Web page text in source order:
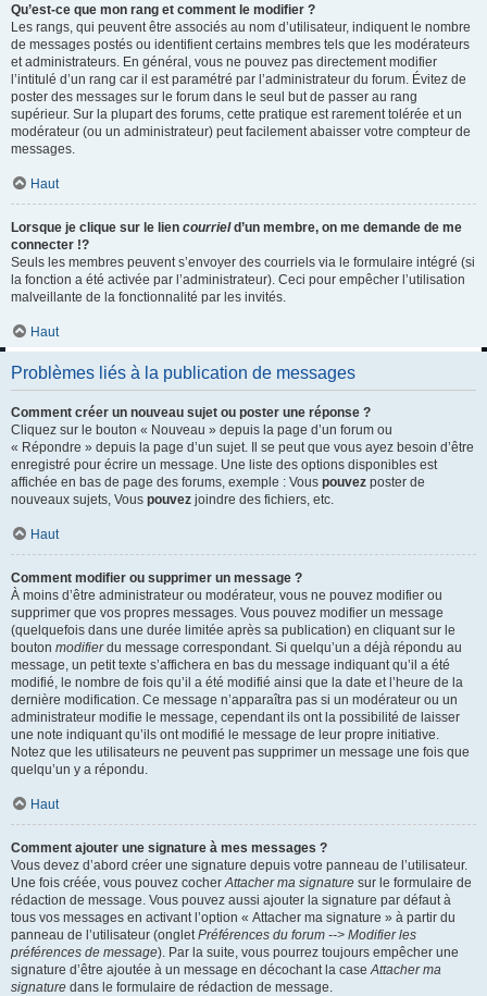
Qu’est-ce que mon rang et comment le modifier ?
Les rangs, qui peuvent être associés au nom d’utilisateur, indiquent le nombre
de messages postés ou identifient certains membres tels que les modérateurs
et administrateurs. En général, vous ne pouvez pas directement modifier
l’intitulé d’un rang car il est paramétré par l’administrateur du forum. Évitez de
poster des messages sur le forum dans le seul but de passer au rang
supérieur. Sur la plupart des forums, cette pratique est rarement tolérée et un
modérateur (ou un administrateur) peut facilement abaisser votre compteur de
messages.
Haut
Lorsque je clique sur le lien courrield’un membre, on me demande de me
connecter !?
Seuls les membres peuvent s’envoyer des courriels via le formulaire intégré (si
la fonction a été activée par l’administrateur). Ceci pour empêcher l’utilisation
malveillante de la fonctionnalité par les invités.
Haut
Problèmes liés à la publication de messages
Comment créer un nouveau sujet ou poster une réponse ?
Cliquez sur le bouton « Nouveau » depuis la page d’un forum ou
« Répondre » depuis la page d’un sujet. Il se peut que vous ayez besoin d’être
enregistré pour écrire un message. Une liste des options disponibles est
affichée en bas de page des forums, exemple : Vous pouvez poster de
nouveaux sujets, Vous pouvez joindre des fichiers, etc.
Haut
Comment modifier ou supprimer un message ?
À moins d’être administrateur ou modérateur, vous ne pouvez modifier ou
supprimer que vos propres messages. Vous pouvez modifier un message
(quelquefois dans une durée limitée après sa publication) en cliquant sur le
bouton modifierdu message correspondant. Si quelqu’un a déjà répondu au
message, un petit texte s’affichera en bas du message indiquant qu’il a été
modifié, le nombre de fois qu’il a été modifié ainsi que la date et l’heure de la
dernière modification. Ce message n’apparaîtra pas si un modérateur ou un
administrateur modifie le message, cependant ils ont la possibilité de laisser
une note indiquant qu’ils ont modifié le message de leur propre initiative.
Notez que les utilisateurs ne peuvent pas supprimer un message une fois que
quelqu’un y a répondu.
Haut
Comment ajouter une signature à mes messages ?
Vous devez d’abord créer une signature depuis votre panneau de l’utilisateur.
Une fois créée, vous pouvez cocher Attacher ma signature sur le formulaire de
rédaction de message. Vous pouvez aussi ajouter la signature par défaut à
tous vos messages en activant l’option « Attacher ma signature » à partir du
panneau de l’utilisateur (onglet Préférences du forum --> Modifier les
préférences de message). Par la suite, vous pourrez toujours empêcher une
signature d’être ajoutée à un message en décochant la case Attacher ma
signature dans le formulaire de rédaction de message.